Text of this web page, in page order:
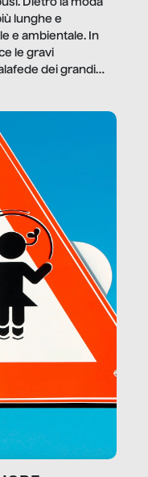
Dietro la moda
lunghe e
e ambientale. In
le gravi
dei grandi